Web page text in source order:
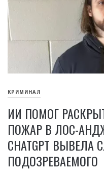
КРИМИНАЛ
ИИ ПОМОГ
ПОЖАР В ЛОС-
CHATGPT
ПОДОЗРЕВАЕМОГО